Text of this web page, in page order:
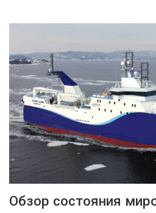
Обзор состояния